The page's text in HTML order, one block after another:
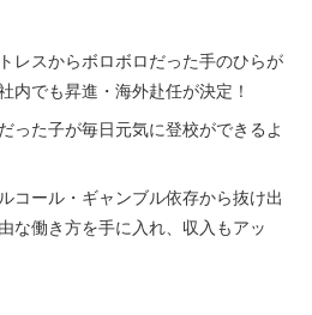
レスからボロボロだった手のひらが
内でも昇進・海外赴任が決定！
った子が毎日元気に登校ができるよ
コール・ギャンブル依存から抜け出
な働き方を手に入れ、収入もアッ